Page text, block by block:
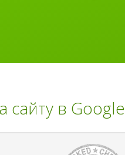
сайту в Google